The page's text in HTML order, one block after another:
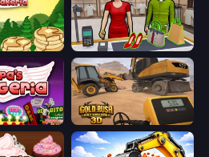
Shop Master 3D
Gold Rush: Gold Simulator 3D